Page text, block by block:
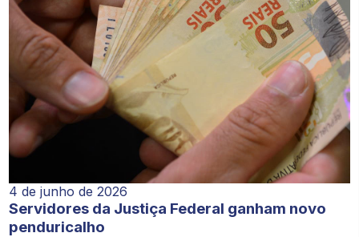
4 de junho de 2026
Servidores da Justiça Federal ganham novo
penduricalho